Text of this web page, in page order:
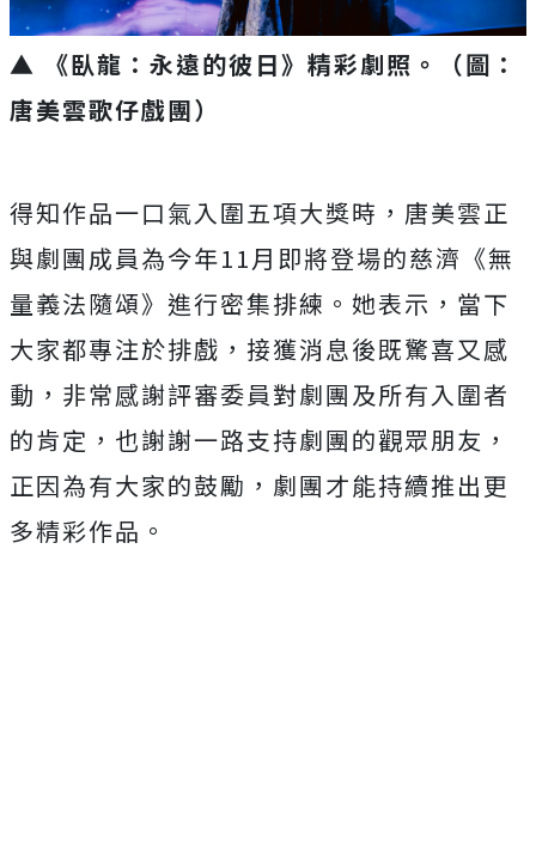
▲ 《臥龍：永遠的彼日》精彩劇照。（圖：
唐美雲歌仔戲團）
得知作品一口氣入圍五項大獎時，唐美雲正
與劇團成員為今年11月即將登場的慈濟《無
量義法隨頌》進行密集排練。她表示，當下
大家都專注於排戲，接獲消息後既驚喜又感
動，非常感謝評審委員對劇團及所有入圍者
的肯定，也謝謝一路支持劇團的觀眾朋友，
正因為有大家的鼓勵，劇團才能持續推出更
多精彩作品。